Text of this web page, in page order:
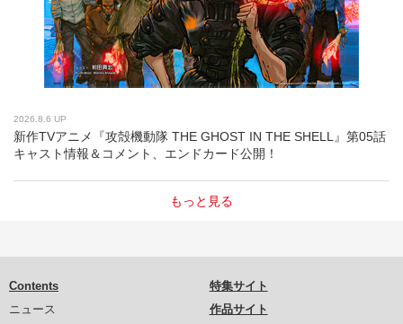
2026.8.6 UP
新作TVアニメ『攻殻機動隊 THE GHOST IN THE SHELL』第05話
キャスト情報＆コメント、エンドカード公開！
もっと見る
Contents
ニュース
特集サイト
作品サイト